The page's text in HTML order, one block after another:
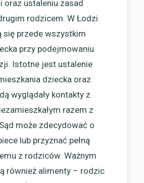
oraz ustaleniu zasad
rodzicem. W Łodzi
się przede wszystkim
przy podejmowaniu
Istotne jest ustalenie
dziecka oraz
wyglądały kontakty z
razem z
może zdecydować o
lub przyznać pełną
z rodziców. Ważnym
również alimenty – rodzic